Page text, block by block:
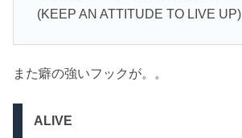
(KEEP AN ATTITUDE TO LIVE UP)
また癖の強いフックが。。
ALIVE